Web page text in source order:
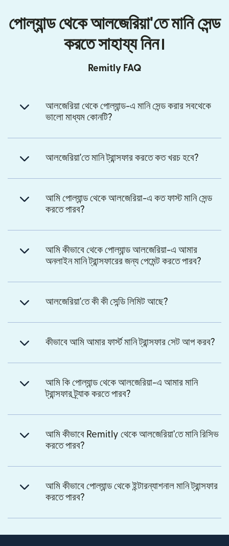
পোল্যান্ড থেকে আলজেরিয়া'তে মানি সেন্ড
করতে সাহায্য নিন।
Remitly FAQ
আলজেরিয়া থেকে পোল্যান্ড-এ মানি সেন্ড করার সবথেকে
ভালো মাধ্যম কোনটি?
আলজেরিয়া'তে মানি ট্রান্সফার করতে কত খরচ হবে?
আমি পোল্যান্ড থেকে আলজেরিয়া-এ কত ফাস্ট মানি সেন্ড
করতে পারব?
আমি কীভাবে থেকে পোল্যান্ড আলজেরিয়া-এ আমার
অনলাইন মানি ট্রান্সফারের জন্য পেমেন্ট করতে পারব?
আলজেরিয়া'তে কী কী সেন্ডি লিমিট আছে?
কীভাবে আমি আমার ফার্স্ট মানি ট্রান্সফার সেট আপ করব?
আমি কি পোল্যান্ড থেকে আলজেরিয়া-এ আমার মানি
ট্রান্সফার ট্র্যাক করতে পারব?
আমি কীভাবে Remitly থেকে আলজেরিয়া'তে মানি রিসিভ
করতে পারব?
আমি কীভাবে পোল্যান্ড থেকে ইন্টারন্যাশনাল মানি ট্রান্সফার
করতে পারব?